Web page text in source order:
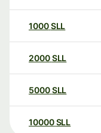
1000SLL
2000SLL
5000SLL
10000 SLL